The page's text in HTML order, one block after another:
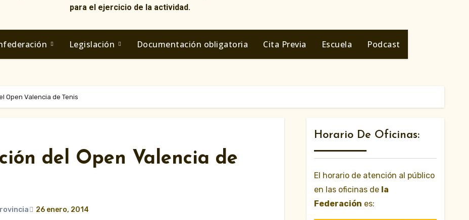
para el ejercicio de la actividad.
Legislación Documentación obligatoria Cita Previa Escuela Podcast
Open Valencia de Tenis
del Open Valencia de
26 enero, 2014
Horario De Oficinas:
El horario de atención al público
en las oficinas de la
Federación es: